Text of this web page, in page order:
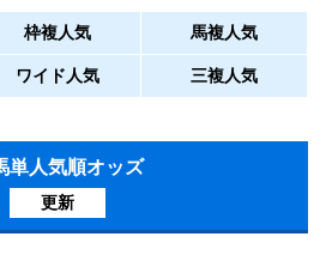
枠複人気 馬複人気
ワイド人気 三複人気
単人気順オッズ
更新